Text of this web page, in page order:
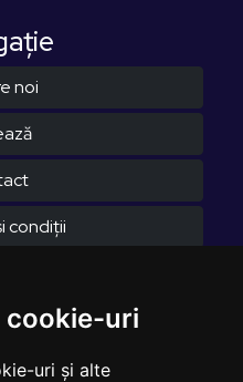
cookie-uri
uri și alte
noi
condiții
Newsletter